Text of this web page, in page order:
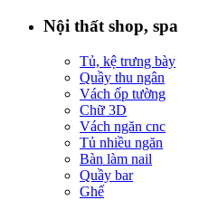
Nội thất shop, spa
Tủ, kệ trưng bày
Quầy thu ngân
Vách ốp tường
Chữ 3D
Vách ngăn cnc
Tủ nhiều ngăn
Bàn làm nail
Quầy bar
Ghế